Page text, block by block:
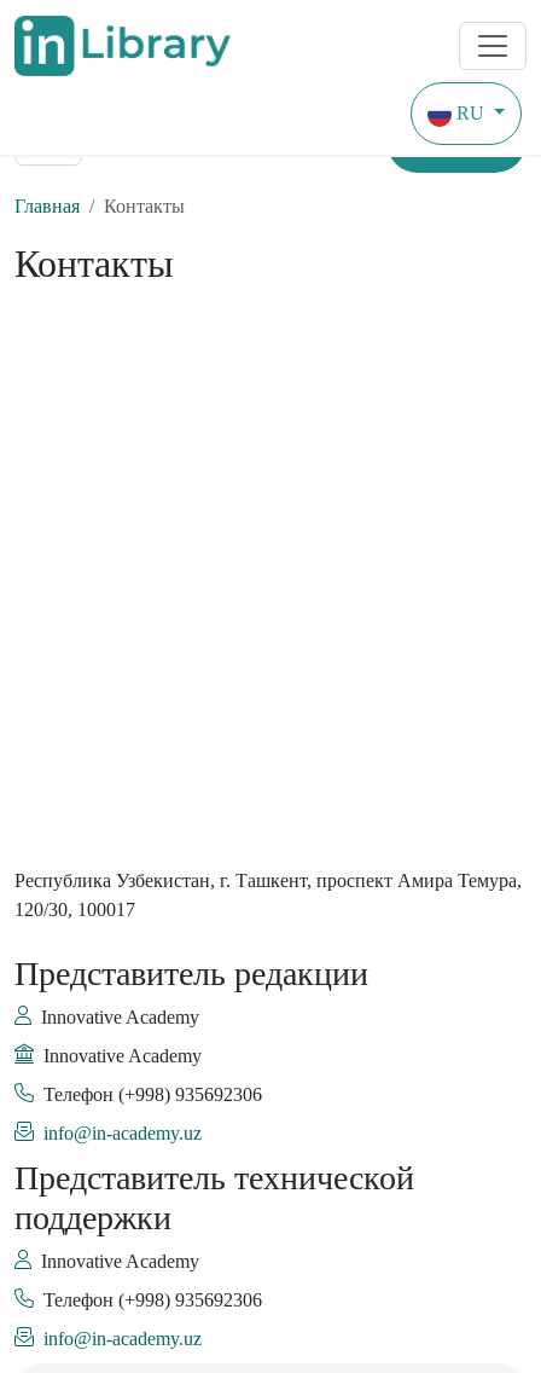
RU
Найти
Главная Контакты
Контакты
Республика Узбекистан, г. Ташкент, проспект Амира Темура,
120/30, 100017
Представитель редакции
Innovative Academy
Innovative Academy
Телефон (+998) 935692306
info@in-academy.uz
Представитель технической
поддержки
Innovative Academy
Телефон (+998) 935692306
info@in-academy.uz